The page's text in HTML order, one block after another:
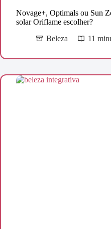
Novage+, Optimals ou Sun
solar Oriflame escolher?
Beleza
11